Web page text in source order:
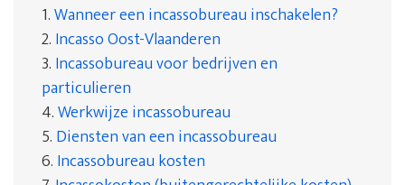
1.Wanneer een incassobureau inschakelen?
2. Incasso Oost-Vlaanderen
3. Incassobureau voor bedrijven en
particulieren
4.Werkwijze incassobureau
5. Diensten van een incassobureau
6. Incassobureau kosten